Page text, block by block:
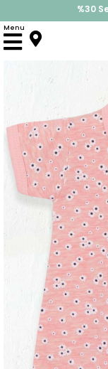
%30
İndirimlere
Menu
Anasayfa